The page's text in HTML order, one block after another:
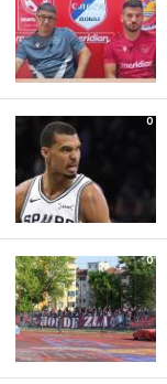
0
0